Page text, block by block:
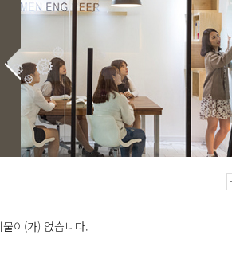
이(가) 없습니다.